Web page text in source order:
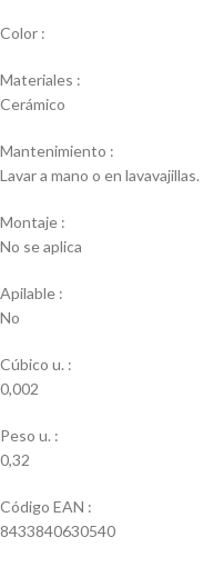
Color :
Materiales :
Cerámico
Mantenimiento :
Lavar a mano o en lavavajillas.
Montaje :
No se aplica
Apilable :
No
Cúbico u. :
0,002
Peso u. :
0,32
Código EAN :
8433840630540